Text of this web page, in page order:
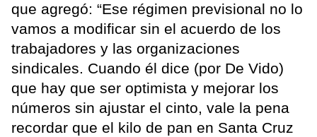
que agregó: “Ese régimen previsional no lo
vamos a modificar sin el acuerdo de los
trabajadores y las organizaciones
sindicales. Cuando él dice (por De Vido)
que hay que ser optimista y mejorar los
números sin ajustar el cinto, vale la pena
recordar que el kilo de pan en Santa Cruz